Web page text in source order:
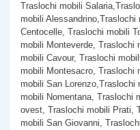
Traslochi mobili
mobili
Centocelle, Traslochi mobili
mobili Monteverde, Traslochi
mobili Cavour, Traslochi
mobili Montesacro, Traslochi
mobili San Lorenzo,Traslochi
mobili Nomentana, Traslochi
ovest, Traslochi mobili Prati,
mobili San Giovanni,